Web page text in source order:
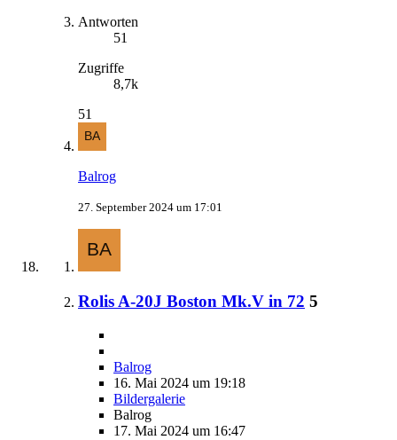
Antworten
51
Zugriffe
8,7k
51
Balrog
27. September 2024 um 17:01
Rolis A-20J Boston Mk.V in 72 5
Balrog
16. Mai 2024 um 19:18
Bildergalerie
Balrog
17. Mai 2024 um 16:47